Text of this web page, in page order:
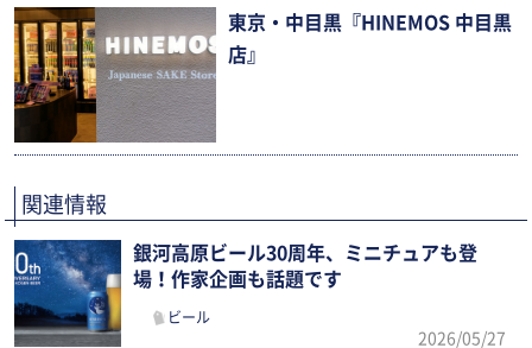
東京・中目黒『HINEMOS 中目黒
店』
関連情報
銀河高原ビール30周年、ミニチュアも登
場！作家企画も話題です
ビール
2026/05/27